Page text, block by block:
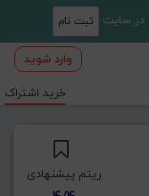
ثبت نام
وارد شوید
خرید اشتراک
ریتم پیشنهادی